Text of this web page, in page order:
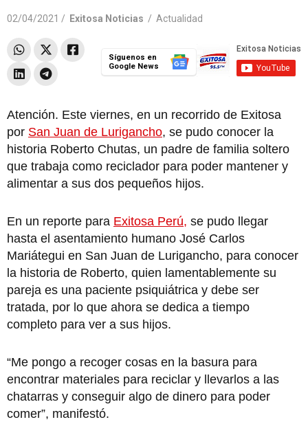
02/04/2021 / Exitosa Noticias / Actualidad
Síguenos en
Google News
Atención. Este viernes, en un recorrido de Exitosa
por San Juan de Lurigancho, se pudo conocer la
historia Roberto Chutas, un padre de familia soltero
que trabaja como reciclador para poder mantener y
alimentar a sus dos pequeños hijos.
En un reporte para Exitosa Perú, se pudo llegar
hasta el asentamiento humano José Carlos
Mariátegui en San Juan de Lurigancho, para conocer
la historia de Roberto, quien lamentablemente su
pareja es una paciente psiquiátrica y debe ser
tratada, por lo que ahora se dedica a tiempo
completo para ver a sus hijos.
“Me pongo a recoger cosas en la basura para
encontrar materiales para reciclar y llevarlos a las
chatarras y conseguir algo de dinero para poder
comer”, manifestó.